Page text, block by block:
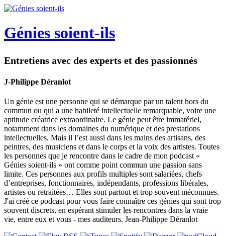
Génies soient-ils
Entretiens avec des experts et des passionnés
J-Philippe Déranlot
Un génie est une personne qui se démarque par un talent hors du
commun ou qui a une habileté intellectuelle remarquable, voire une
aptitude créatrice extraordinaire. Le génie peut être immatériel,
notamment dans les domaines du numérique et des prestations
intellectuelles. Mais il l’est aussi dans les mains des artisans, des
peintres, des musiciens et dans le corps et la voix des artistes. Toutes
les personnes que je rencontre dans le cadre de mon podcast «
Génies soient-ils » ont comme point commun une passion sans
limite. Ces personnes aux profils multiples sont salariées, chefs
d’entreprises, fonctionnaires, indépendants, professions libérales,
artistes ou retraitées… Elles sont partout et trop souvent méconnues.
J'ai créé ce podcast pour vous faire connaître ces génies qui sont trop
souvent discrets, en espérant stimuler les rencontres dans la vraie
vie, entre eux et vous - mes auditeurs. Jean-Philippe Déranlot